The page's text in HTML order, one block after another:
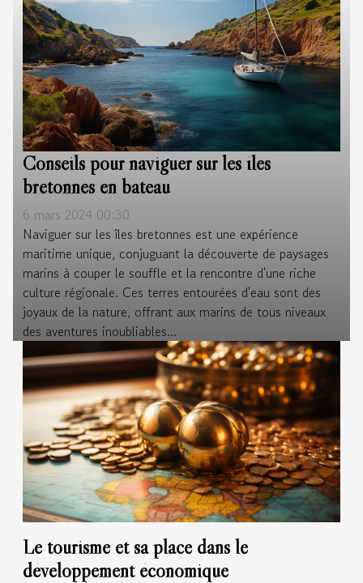
Conseils pour naviguer sur les îles
bretonnes en bateau
6 mars 2024 00:30
Naviguer sur les îles bretonnes est une expérience
maritime unique, conjuguant la découverte de paysages
marins à couper le souffle et la rencontre d'une riche
culture régionale. Ces terres entourées d'eau sont des
joyaux de la nature, offrant aux marins de tous niveaux
des aventures inoubliables...
Le tourisme et sa place dans le
développement économique